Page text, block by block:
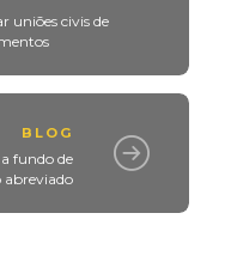
uniões civis de
BLOG
fundo de
abreviado